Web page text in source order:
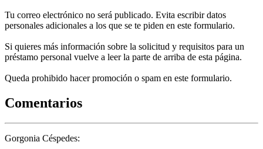
Tu correo electrónico no será publicado. Evita escribir datos
personales adicionales a los que se te piden en este formulario.
Si quieres más información sobre la solicitud y requisitos para un
préstamo personal vuelve a leer la parte de arriba de esta página.
Queda prohibido hacer promoción o spam en este formulario.
Comentarios
Gorgonia Céspedes: